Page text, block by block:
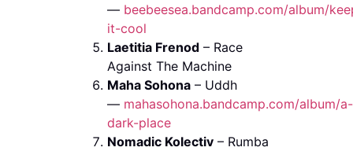
— beebeesea.bandcamp.com/album/
it-cool
Laetitia Frenod – Race
Against The Machine
Maha Sohona – Uddh
— mahasohona.bandcamp.com/album/a-
dark-place
Nomadic Kolectiv – Rumba